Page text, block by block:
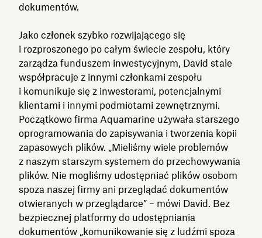
dokumentów.
Jako członek szybko rozwijającego się
i rozproszonego po całym świecie zespołu, który
zarządza funduszem inwestycyjnym, David stale
współpracuje z innymi członkami zespołu
i komunikuje się z inwestorami, potencjalnymi
klientami i innymi podmiotami zewnętrznymi.
Początkowo firma Aquamarine używała starszego
oprogramowania do zapisywania i tworzenia kopii
zapasowych plików. „Mieliśmy wiele problemów
z naszym starszym systemem do przechowywania
plików. Nie mogliśmy udostępniać plików osobom
spoza naszej firmy ani przeglądać dokumentów
otwieranych w przeglądarce” – mówi David. Bez
bezpiecznej platformy do udostępniania
dokumentów „komunikowanie się z ludźmi spoza